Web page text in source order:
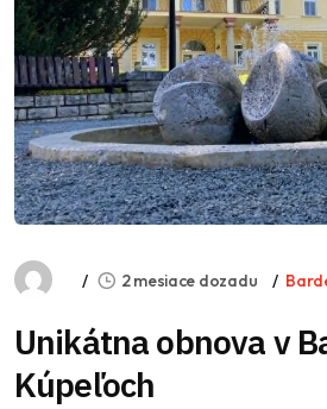
2 mesiace dozadu
Unikátna obnova v
Kúpeľoch